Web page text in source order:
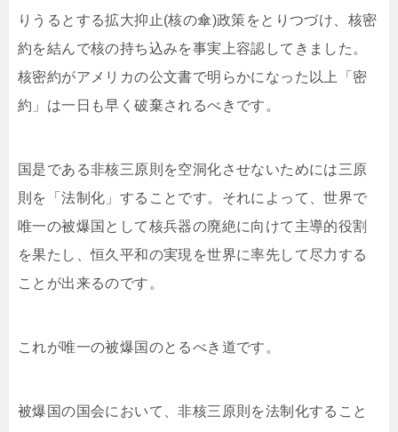
りうるとする拡大抑止(核の傘)政策をとりつづけ、核密
約を結んで核の持ち込みを事実上容認してきました。
核密約がアメリカの公文書で明らかになった以上「密
約」は一日も早く破棄されるべきです。
国是である非核三原則を空洞化させないためには三原
則を「法制化」することです。それによって、世界で
唯一の被爆国として核兵器の廃絶に向けて主導的役割
を果たし、恒久平和の実現を世界に率先して尽力する
ことが出来るのです。
これが唯一の被爆国のとるべき道です。
被爆国の国会において、非核三原則を法制化すること